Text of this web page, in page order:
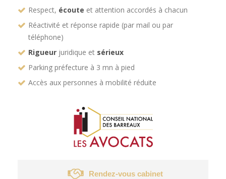
Respect, écoute et attention accordés à chacun
Réactivité et réponse rapide (par mail ou par
téléphone)
Rigueur juridique et sérieux
Parking préfecture à 3 mn à pied
Accès aux personnes à mobilité réduite
Rendez-vous cabinet